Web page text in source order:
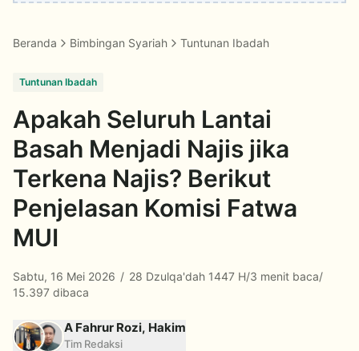
Beranda Bimbingan Syariah Tuntunan Ibadah
Tuntunan Ibadah
Apakah Seluruh Lantai
Basah Menjadi Najis jika
Terkena Najis? Berikut
Penjelasan Komisi Fatwa
MUI
Sabtu, 16 Mei 2026 / 28 Dzulqa'dah 1447 H/3 menit baca/
15.397 dibaca
A Fahrur Rozi, Hakim
Tim Redaksi